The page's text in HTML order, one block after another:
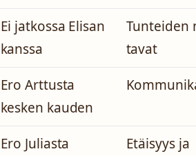
Ei jatkossa Elisan
kanssa
Tunteiden
tavat
Ero Arttusta
kesken kauden
Ero Juliasta
Etäisyys ja